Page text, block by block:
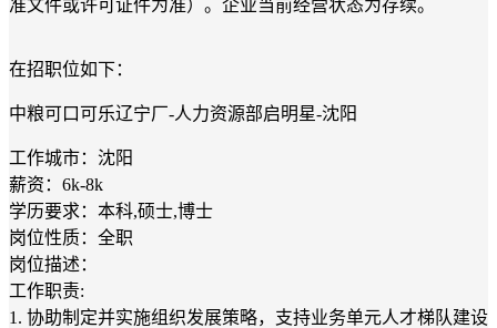
准文件或许可证件为准）。企业当前经营状态为存续。
在招职位如下：
中粮可口可乐辽宁厂-人力资源部启明星-沈阳
工作城市：沈阳
薪资：6k-8k
学历要求：本科,硕士,博士
岗位性质：全职
岗位描述：
工作职责:
1. 协助制定并实施组织发展策略，支持业务单元人才梯队建设